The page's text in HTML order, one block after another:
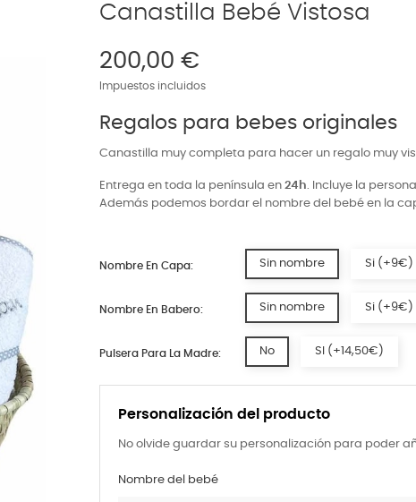
Canastilla Bebé Vistosa
200,00 €
Impuestos incluidos
Regalos para bebes originales
Canastilla muy completa para hacer un regalo muy
Entrega en toda la península en 24h. Incluye la
Además podemos bordar el nombre del bebé en la
Personalización del producto
No olvide guardar su personalización para poder
Nombre del bebé
Nombre En Capa: Sin nombre Si (+9€)
Nombre En Babero: Sin nombre Si (+9€)
Pulsera Para La Madre: No SI (+14,50€)